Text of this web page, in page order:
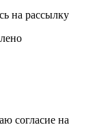
на рассылку
согласие на